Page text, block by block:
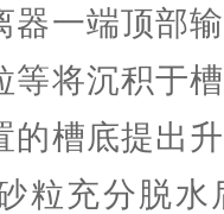
器一端顶部
等将沉积于
的槽底提出
粒充分脱水